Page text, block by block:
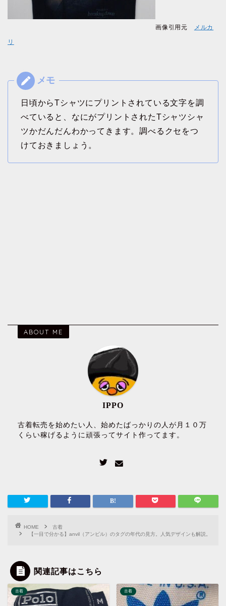
画像引用元 メルカ
リ
日頃からTシャツにプリントされている文字を調
べていると、なにがプリントされたTシャツシャ
ツかだんだんわかってきます。調べるクセをつ
けておきましょう。
ABOUT ME
IPPO
古着転売を始めたい人、始めたばっかりの人が月１０万
くらい稼げるように頑張ってサイト作ってます。
HOME
古着
【一目で分かる】anvil（アンビル）のタグの年代の見方。人気デザインも解説。
関連記事はこちら
古着 古着